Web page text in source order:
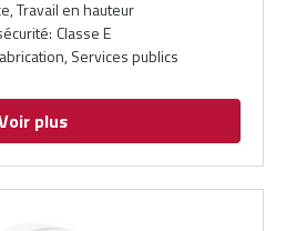
Travail en hauteur
: Classe E
Services publics
plus